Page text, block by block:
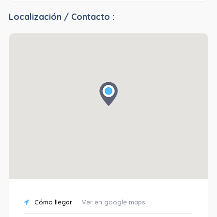
Localización / Contacto :
Cómo llegar Ver en google maps